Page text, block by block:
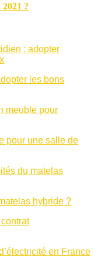
?
les bons
pour une salle de
hybride ?
en France